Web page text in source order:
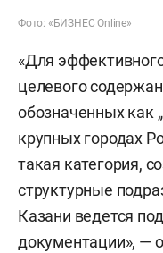
Фото: «БИЗНЕС Online»
«Для
целевого
обозначенных как
крупных городах
такая категория,
структурные
Казани ведется
документации», —